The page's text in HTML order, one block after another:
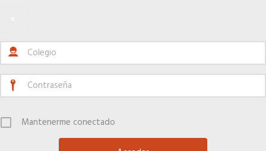
Mantenerme conectado